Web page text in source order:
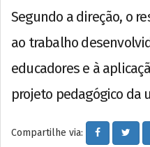
Segundo a direção, o
ao trabalho
educadores e à
projeto pedagógico da
Compartilhe via: